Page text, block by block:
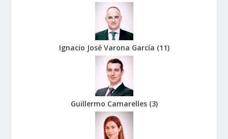
Ignacio José Varona García (11)
Guillermo Camarelles (3)